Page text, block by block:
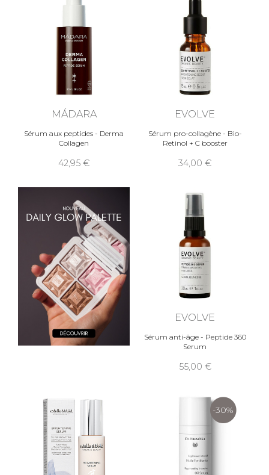
MÁDARA
Sérum aux peptides - Derma
Collagen
42,95
EVOLVE
Sérum pro-collagène - Bio-
Retinol + C booster
34,00
EVOLVE
Sérum anti-âge - Peptide 360
Serum
55,00
-30%